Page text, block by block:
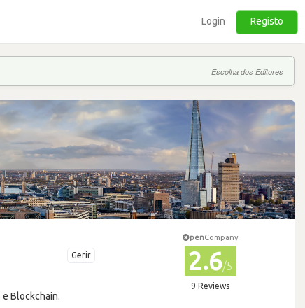
Login Registo
Escolha dos Editores
Gerir
Blockchain.
penCompany
2.6/5
9 Reviews